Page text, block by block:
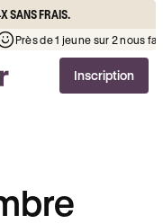
SANS FRAIS.
1ère auto-école de France³
Inscription